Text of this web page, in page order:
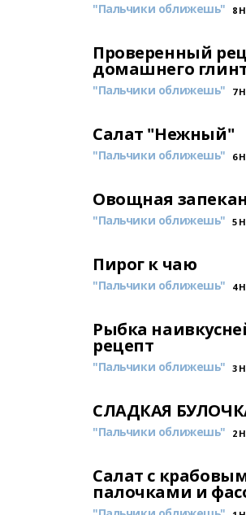
"Пальчики оближешь" 8
Проверенный
домашнего
"Пальчики оближешь" 7
Салат "Нежный"
"Пальчики оближешь" 6
Овощная
"Пальчики оближешь" 5
Пирог к чаю
"Пальчики оближешь" 4
Рыбка
рецепт
"Пальчики оближешь" 3
СЛАДКАЯ
"Пальчики оближешь" 2
Салат с
палочками и